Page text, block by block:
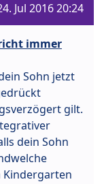
Jul 2016 20:24
immer
Sohn jetzt
gilt.
dein Sohn
Kindergarten